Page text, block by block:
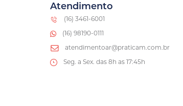
Atendimento
(16) 3461-6001
(16) 98190-0111
atendimentoar@praticam.com.br
Seg. a Sex. das 8h as 17:45h